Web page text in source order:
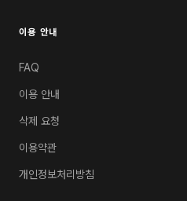
이용 안내
FAQ
이용 안내
삭제 요청
이용약관
개인정보처리방침